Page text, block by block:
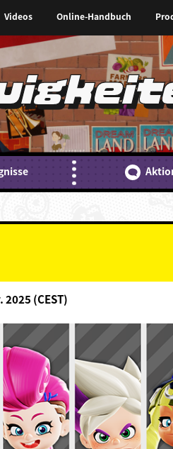
Videos Online-Handbuch
2025 (CEST)